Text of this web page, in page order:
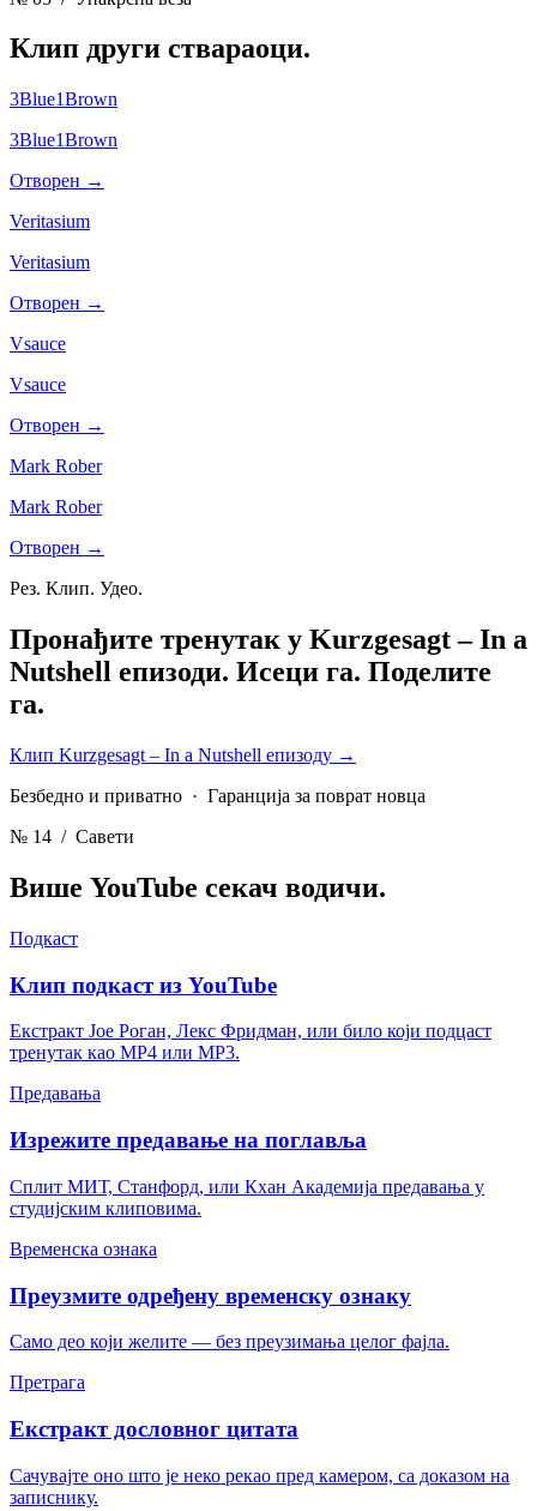
Клип други ствараоци.
3Blue1Brown
3Blue1Brown
Отворен →
Veritasium
Veritasium
Отворен →
Vsauce
Vsauce
Отворен →
Mark Rober
Mark Rober
Отворен →
Рез. Клип. Удео.
Пронађите тренутак у Kurzgesagt – In a
Nutshell епизоди. Исеци га. Поделите
га.
Клип Kurzgesagt – In a Nutshell епизоду →
Безбедно и приватно · Гаранција за поврат новца
№ 14 / Савети
Више YouTube секач водичи.
Подкаст
Клип подкаст из YouTube
Екстракт Јое Роган, Лекс Фридман, или било који подцаст
тренутак као MP4 или MP3.
Предавања
Изрежите предавање на поглавља
Сплит МИТ, Станфорд, или Кхан Академија предавања у
студијским клиповима.
Временска ознака
Преузмите одређену временску ознаку
Само део који желите — без преузимања целог фајла.
Претрага
Екстракт дословног цитата
Сачувајте оно што је неко рекао пред камером, са доказом на
записнику.